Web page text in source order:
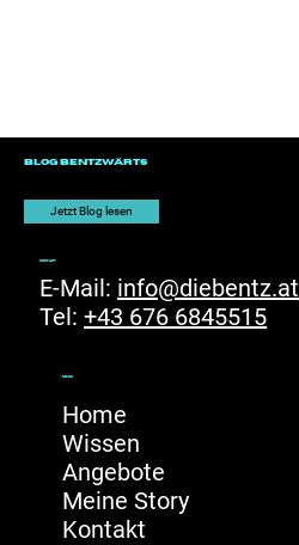
Blog Bentzwärts
Jetzt Blog lesen
Home
Wissen
Angebote
Meine Story
Kontakt
E-Mail: info@diebentz.at
Tel:+43 676 6845515